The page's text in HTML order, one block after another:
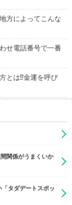
方によってこんな
せ電話番号で一番
とは⁉金運を呼び
関係がうまくいか
タダデートスポッ